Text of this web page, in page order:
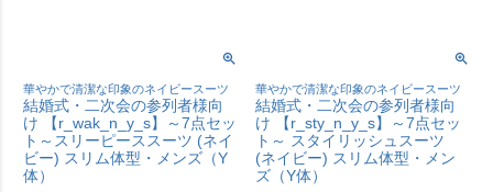
華やかで清潔な印象のネイビースーツ
結婚式・二次会の参列者様向
け 【r_wak_n_y_s】～7点セッ
ト～スリーピーススーツ (ネイ
ビー) スリム体型・メンズ（Y
体）
華やかで清潔な印象のネイビースーツ
結婚式・二次会の参列者様向
け 【r_sty_n_y_s】～7点セッ
ト～ スタイリッシュスーツ
(ネイビー) スリム体型・メン
ズ（Y体）